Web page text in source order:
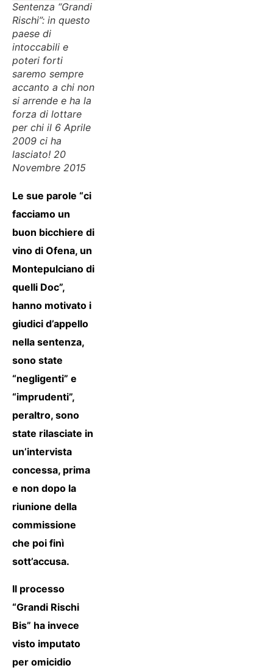
Sentenza “Grandi
Rischi”: in questo
paese di
intoccabili e
poteri forti
saremo sempre
accanto a chi non
si arrende e ha la
forza di lottare
per chi il 6 Aprile
2009 ci ha
lasciato! 20
Novembre 2015
Le sue parole “ci
facciamo un
buon bicchiere di
vino di Ofena, un
Montepulciano di
quelli Doc”,
hanno motivato i
giudici d’appello
nella sentenza,
sono state
“negligenti” e
“imprudenti”,
peraltro, sono
state rilasciate in
un’intervista
concessa, prima
e non dopo la
riunione della
commissione
che poi finì
sott’accusa.
Il processo
“Grandi Rischi
Bis” ha invece
visto imputato
per omicidio